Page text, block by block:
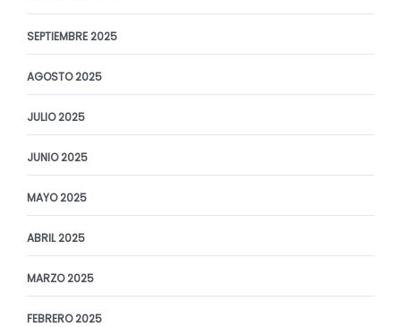
SEPTIEMBRE 2025
AGOSTO 2025
JULIO 2025
JUNIO 2025
MAYO 2025
ABRIL 2025
MARZO 2025
FEBRERO 2025